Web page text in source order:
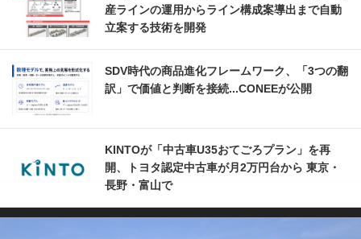
産ラインの運用からライン構成案導出まで自動
立案する技術を開発
SDV時代の商品進化フレームワーク、「3つの翻
訳」で価値と判断を接続...CONEEが公開
KINTOが「中古車U35おてごろプラン」を再
開、トヨタ認定中古車が月2万円台から 東京・
長野・富山で